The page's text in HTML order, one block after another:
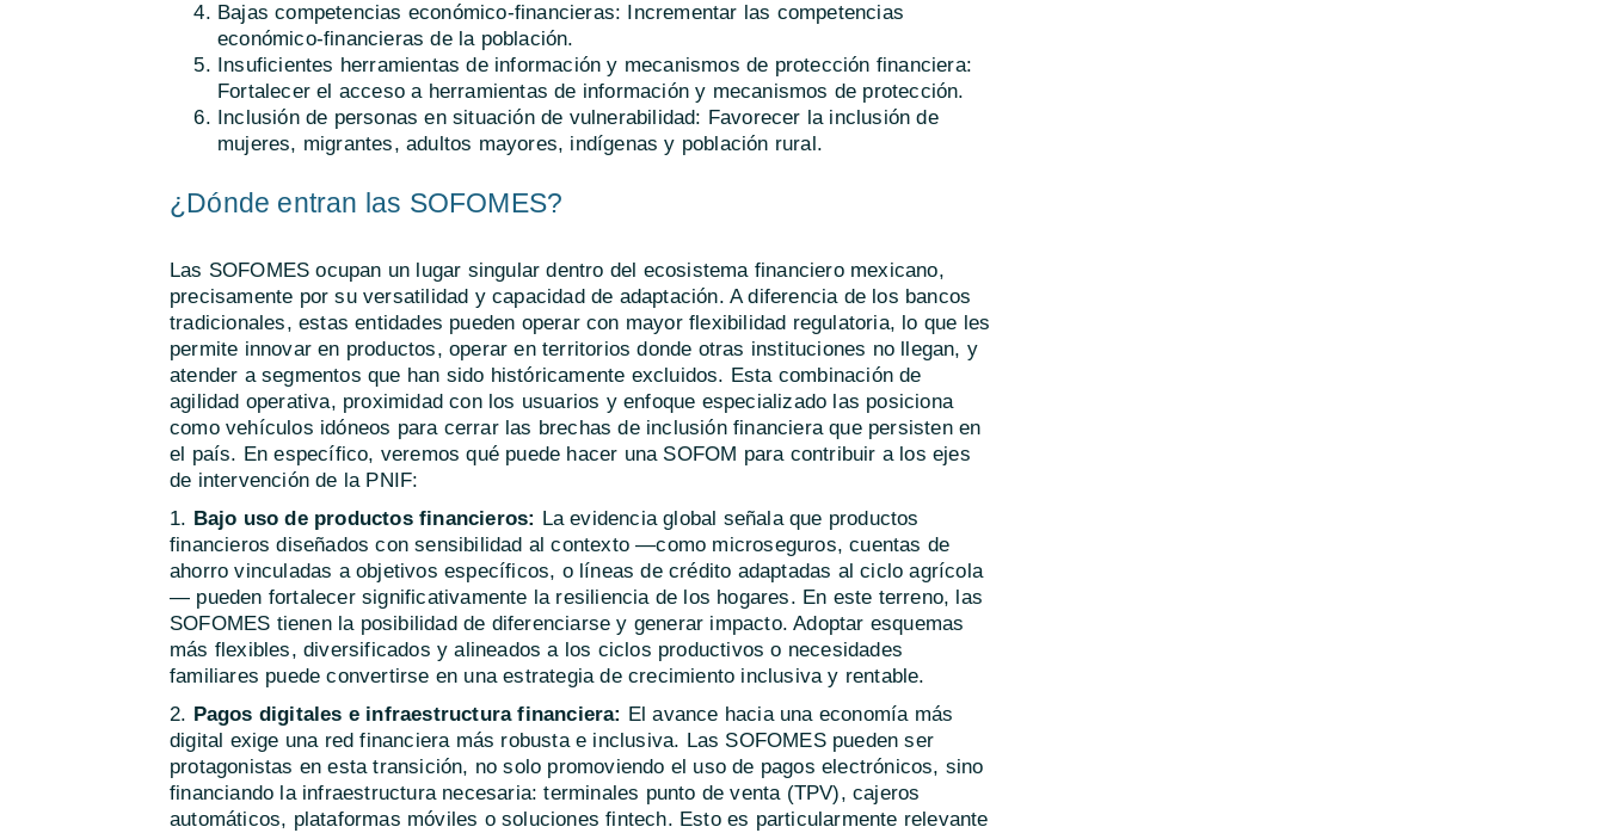
Bajas competencias económico-financieras: Incrementar las competencias
económico-financieras de la población.
Insuficientes herramientas de información y mecanismos de protección financiera:
Fortalecer el acceso a herramientas de información y mecanismos de protección.
Inclusión de personas en situación de vulnerabilidad: Favorecer la inclusión de
mujeres, migrantes, adultos mayores, indígenas y población rural.
¿Dónde entran las SOFOMES?
Las SOFOMES ocupan un lugar singular dentro del ecosistema financiero mexicano,
precisamente por su versatilidad y capacidad de adaptación. A diferencia de los bancos
tradicionales, estas entidades pueden operar con mayor flexibilidad regulatoria, lo que les
permite innovar en productos, operar en territorios donde otras instituciones no llegan, y
atender a segmentos que han sido históricamente excluidos. Esta combinación de
agilidad operativa, proximidad con los usuarios y enfoque especializado las posiciona
como vehículos idóneos para cerrar las brechas de inclusión financiera que persisten en
el país. En específico, veremos qué puede hacer una SOFOM para contribuir a los ejes
de intervención de la PNIF:
1. Bajo uso de productos financieros: La evidencia global señala que productos
financieros diseñados con sensibilidad al contexto —como microseguros, cuentas de
ahorro vinculadas a objetivos específicos, o líneas de crédito adaptadas al ciclo agrícola
— pueden fortalecer significativamente la resiliencia de los hogares. En este terreno, las
SOFOMES tienen la posibilidad de diferenciarse y generar impacto. Adoptar esquemas
más flexibles, diversificados y alineados a los ciclos productivos o necesidades
familiares puede convertirse en una estrategia de crecimiento inclusiva y rentable.
2. Pagos digitales e infraestructura financiera: El avance hacia una economía más
digital exige una red financiera más robusta e inclusiva. Las SOFOMES pueden ser
protagonistas en esta transición, no solo promoviendo el uso de pagos electrónicos, sino
financiando la infraestructura necesaria: terminales punto de venta (TPV), cajeros
automáticos, plataformas móviles o soluciones fintech. Esto es particularmente relevante